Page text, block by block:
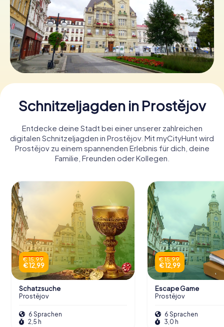
Tickets buchen
Gutscheine bestellen
Schnitzeljagden in Prostějov
Entdecke deine Stadt bei einer unserer zahlreichen
digitalen Schnitzeljagden in Prostějov. Mit myCityHunt wird
Prostějov zu einem spannenden Erlebnis für dich, deine
Familie, Freunden oder Kollegen.
€ 15,99
€ 12,99
Schatzsuche
Prostějov
6 Sprachen
2,5 h
€ 15,99
€ 12,99
Escape Game
Prostějov
6 Sprachen
3,0 h